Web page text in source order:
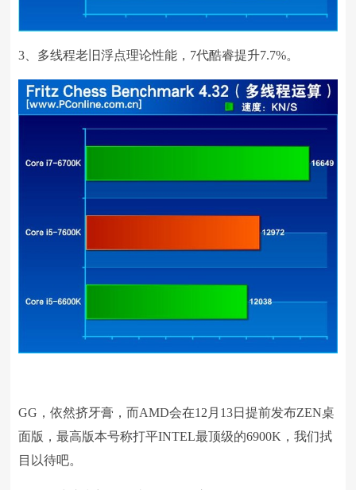
3、多线程老旧浮点理论性能，7代酷睿提升7.7%。
GG，依然挤牙膏，而AMD会在12月13日提前发布ZEN桌
面版，最高版本号称打平INTEL最顶级的6900K，我们拭
目以待吧。